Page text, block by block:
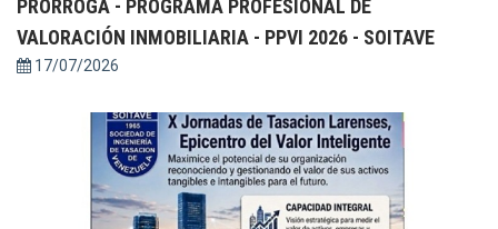
PRÓRROGA - PROGRAMA PROFESIONAL DE
VALORACIÓN INMOBILIARIA - PPVI 2026 - SOITAVE
17/07/2026